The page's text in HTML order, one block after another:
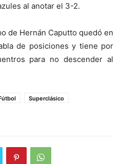
al anotar el 3-2.
de Hernán Caputto quedó en
de posiciones y tiene por
para no descender al
Superclásico